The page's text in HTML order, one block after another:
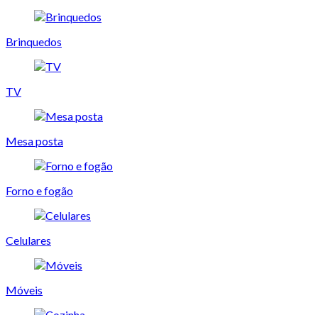
Brinquedos
TV
Mesa posta
Forno e fogão
Celulares
Móveis